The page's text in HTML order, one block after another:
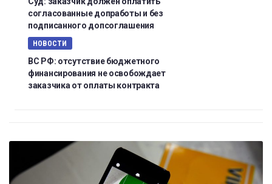
согласованные допработы и без
подписанного допсоглашения
НОВОСТИ
ВС РФ: отсутствие бюджетного
финансирования не освобождает
заказчика от оплаты контракта